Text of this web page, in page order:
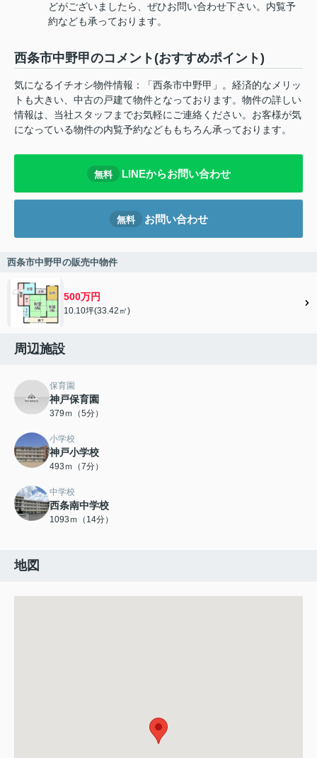
どがございましたら、ぜひお問い合わせ下さい。内覧予
約なども承っております。
西条市中野甲のコメント(おすすめポイント)
気になるイチオシ物件情報：「西条市中野甲」。経済的なメリッ
トも大きい、中古の戸建て物件となっております。物件の詳しい
情報は、当社スタッフまでお気軽にご連絡ください。お客様が気
になっている物件の内覧予約などももちろん承っております。
無料 LINEからお問い合わせ
無料 お問い合わせ
西条市中野甲の販売中物件
500万円
10.10坪(33.42㎡)
周辺施設
保育園
神戸保育園
379ｍ（5分）
小学校
神戸小学校
493ｍ（7分）
中学校
西条南中学校
1093ｍ（14分）
地図